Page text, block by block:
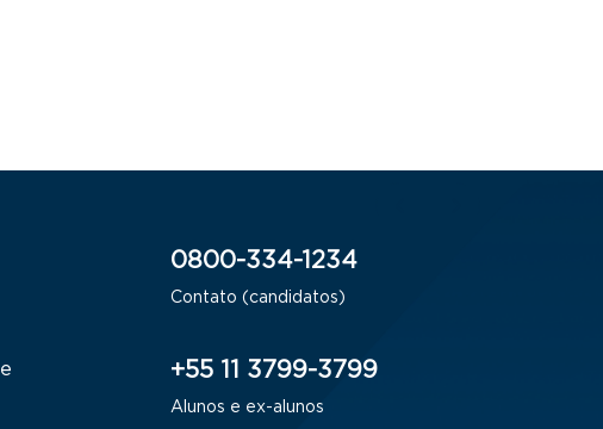
0800-334-1234
Contato (candidatos)
+55 11 3799-3799
Alunos e ex-alunos